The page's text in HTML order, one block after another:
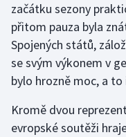
Moderní pětiboj
Motorsport
Olympijské hry
Parasport
začátku sezony
přitom pauza byla
Spojených států,
se svým výkonem v
bylo hrozně moc, a
Kromě dvou
evropské soutěži